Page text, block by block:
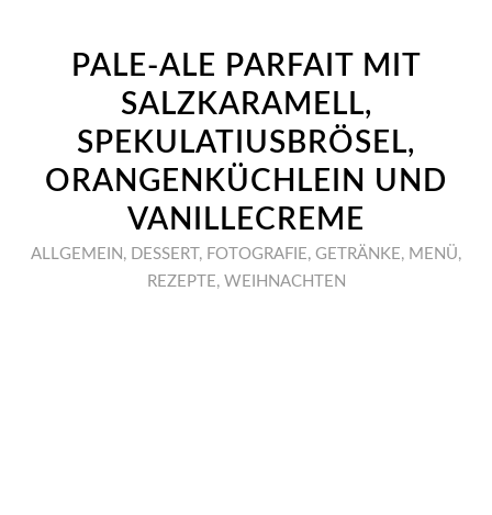
PALE-ALE PARFAIT MIT
SALZKARAMELL,
SPEKULATIUSBRÖSEL,
ORANGENKÜCHLEIN UND
VANILLECREME
ALLGEMEIN , DESSERT , FOTOGRAFIE, GETRÄNKE, MENÜ,
REZEPTE, WEIHNACHTEN